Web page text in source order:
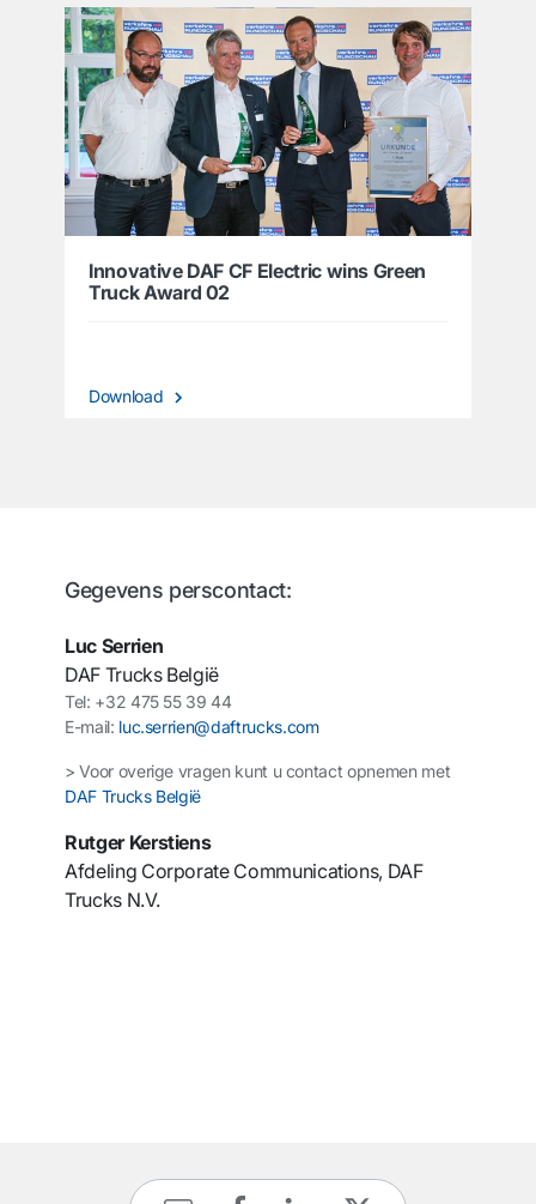
Innovative DAF CF Electric wins Green
Truck Award 02
Download
Gegevens perscontact:
Luc Serrien
DAF Trucks België
Tel: +32 475 55 39 44
E-mail: luc.serrien@daftrucks.com
> Voor overige vragen kunt u contact opnemen met
DAF Trucks België
Rutger Kerstiens
Afdeling Corporate Communications, DAF
Trucks N.V.